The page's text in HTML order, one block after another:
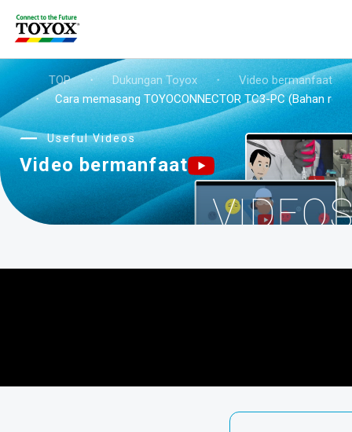
TOP ・ Dukungan Toyox ・
Video bermanfaat
・
Cara memasang TOYOCONNECTOR TC3-PC (Bahan
Useful Videos
Video bermanfaat